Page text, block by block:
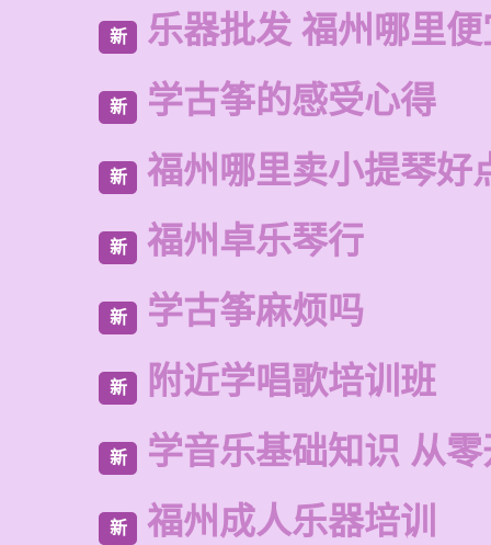
新 乐器批发 福州哪里
新 学古筝的感受心得
新 福州哪里卖小提琴好
新 福州卓乐琴行
新 学古筝麻烦吗
新 附近学唱歌培训班
新 学音乐基础知识 从
新 福州成人乐器培训